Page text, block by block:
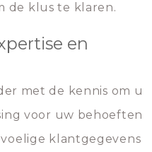
de klus te klaren.
en
met de kennis om u
voor uw behoeften
klantgegevens